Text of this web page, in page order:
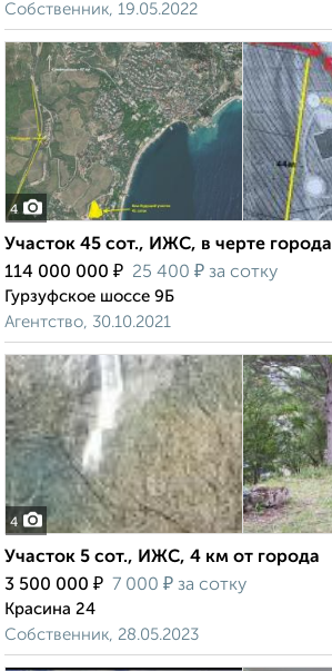
Собственник, 19.05.2022
4
Участок 45 сот., ИЖС, в черте города
114 000 000 ₽ 25 400 ₽ за сотку
Гурзуфское шоссе 9Б
Агентство, 30.10.2021
4
Участок 5 сот., ИЖС, 4 км от города
3 500 000 ₽ 7 000 ₽ за сотку
Красина 24
Собственник, 28.05.2023